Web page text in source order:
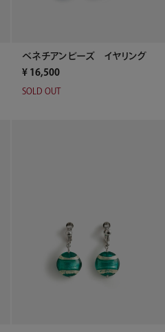
ベネチアンビーズ イヤリング
¥ 16,500
SOLD OUT